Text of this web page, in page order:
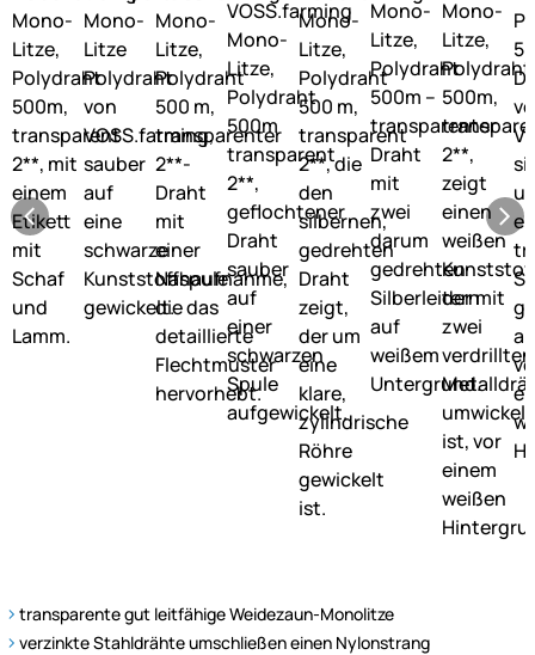
transparente gut leitfähige Weidezaun-Monolitze
verzinkte Stahldrähte umschließen einen Nylonstrang